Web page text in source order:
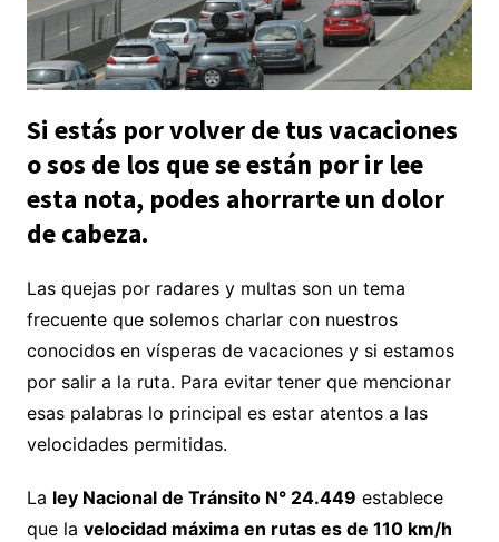
Si estás por volver de tus vacaciones
o sos de los que se están por ir lee
esta nota, podes ahorrarte un dolor
de cabeza.
Las quejas por radares y multas son un tema
frecuente que solemos charlar con nuestros
conocidos en vísperas de vacaciones y si estamos
por salir a la ruta. Para evitar tener que mencionar
esas palabras lo principal es estar atentos a las
velocidades permitidas.
La ley Nacional de Tránsito N° 24.449 establece
que la velocidad máxima en rutas es de 110 km/h